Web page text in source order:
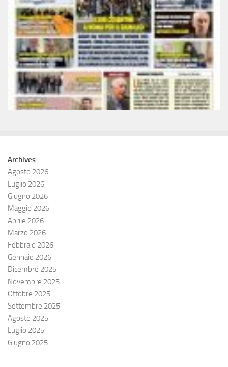
Archives
Agosto 2026
Luglio 2026
Giugno 2026
Maggio 2026
Aprile 2026
Marzo 2026
Febbraio 2026
Gennaio 2026
Dicembre 2025
Novembre 2025
Ottobre 2025
Settembre 2025
Agosto 2025
Luglio 2025
Giugno 2025